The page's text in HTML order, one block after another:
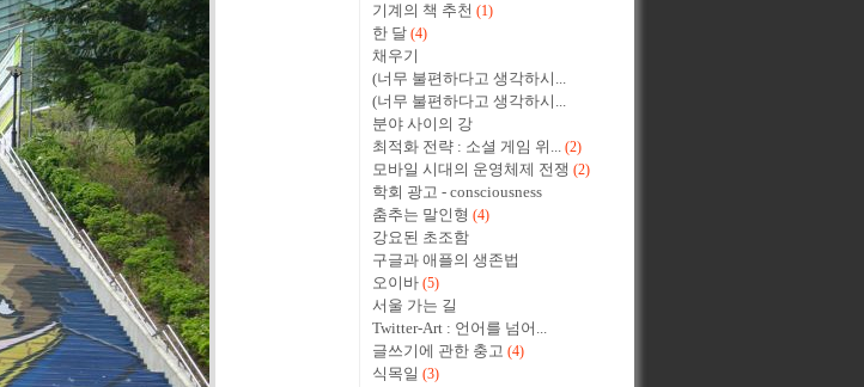
기계의 책 추천 (1)
한 달 (4)
채우기
(너무 불편하다고 생각하시...
(너무 불편하다고 생각하시...
분야 사이의 강
최적화 전략 : 소셜 게임 위... (2)
모바일 시대의 운영체제 전쟁 (2)
학회 광고 - consciousness
춤추는 말인형 (4)
강요된 초조함
구글과 애플의 생존법
오이바 (5)
서울 가는 길
Twitter-Art : 언어를 넘어...
글쓰기에 관한 충고 (4)
식목일 (3)